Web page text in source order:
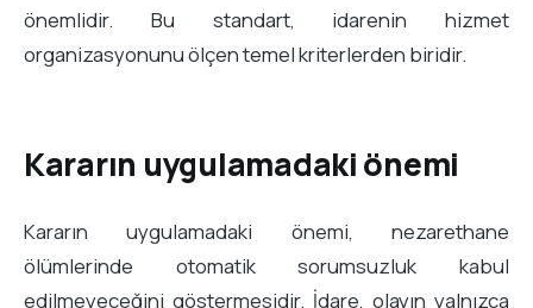
önemlidir. Bu standart, idarenin hizmet
organizasyonunu ölçen temel kriterlerden biridir.
Kararın uygulamadaki önemi
Kararın uygulamadaki önemi, nezarethane
ölümlerinde otomatik sorumsuzluk kabul
edilmeyeceğini göstermesidir. İdare, olayın yalnızca